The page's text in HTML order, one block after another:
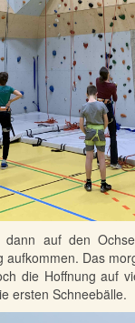
auf den
aufkommen. Das
die Hoffnung auf
ersten Schneebälle.